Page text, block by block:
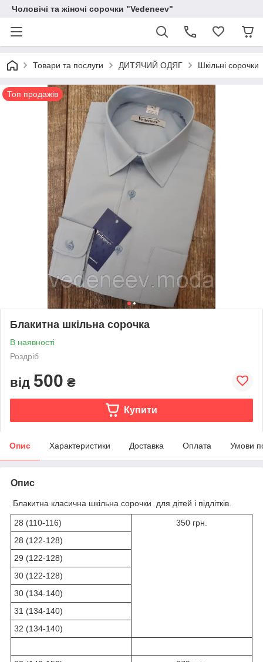
Чоловічі та жіночі сорочки "Vedeneev"
Товари та послуги ДИТЯЧИЙ ОДЯГ Шкільні сорочки
Топ продажів
Блакитна шкільна сорочка
В наявності
Роздріб
від 500 ₴
Купити
Опис Характеристики Доставка Оплата Умови
Опис
Блакитна класична шкільна сорочки для дітей і підлітків.
28 (110-116)
350 грн.
28 (122-128)
29 (122-128)
30 (122-128)
30 (134-140)
31 (134-140)
32 (134-140)